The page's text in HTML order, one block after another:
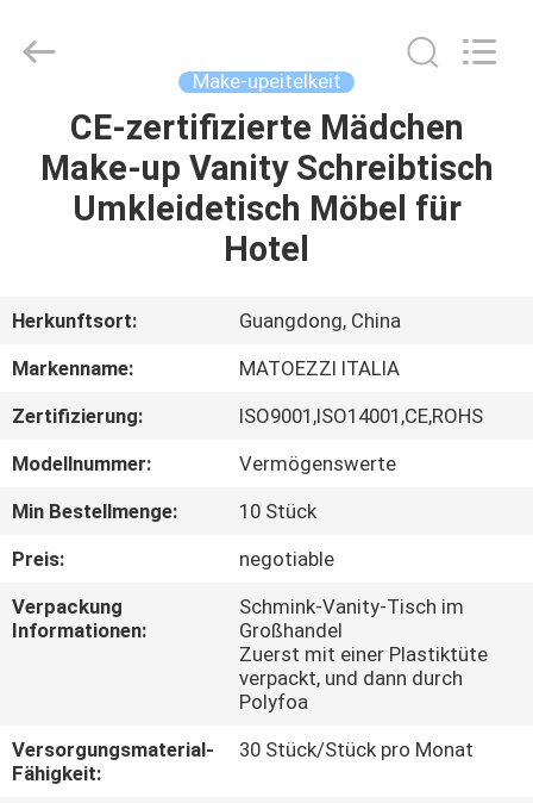
STARTSEITE
PRODUKTE
VR
ÜBER
UNS
FABRIK
TOUR
NACHRICHTEN
Ltd..
Make-upeitelkeit
CE-zertifizierte Mädchen
Make-up Vanity Schreibtisch
Umkleidetisch Möbel für
Hotel
Herkunftsort:
Guangdong, China
Markenname:
MATOEZZI ITALIA
Zertifizierung:
ISO9001,ISO14001,CE,ROHS
Modellnummer:
Vermögenswerte
Min Bestellmenge:
10 Stück
Preis:
negotiable
Verpackung
Informationen:
Schmink-Vanity-Tisch im
Großhandel
Zuerst mit einer Plastiktüte
verpackt, und dann durch
Polyfoa
Versorgungsmaterial-
Fähigkeit:
30 Stück/Stück pro Monat